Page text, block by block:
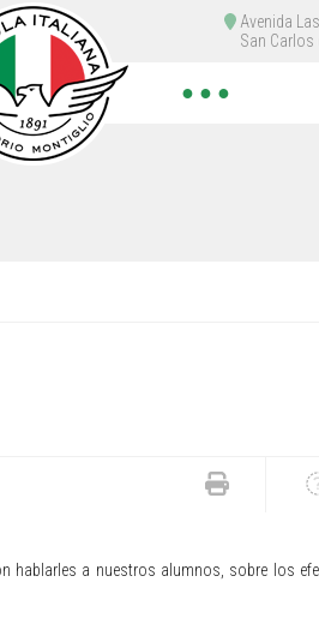
Avenida
San Carlos
● ● ●
hablarles a nuestros alumnos, sobre los